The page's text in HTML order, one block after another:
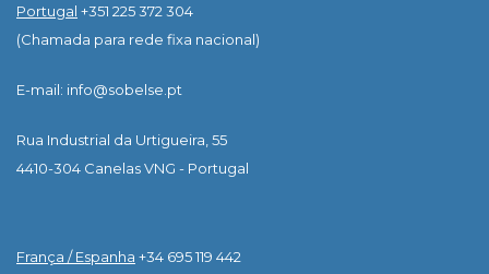
Portugal +351 225 372 304
(Chamada para rede fixa nacional)
E-mail: info@sobelse.pt
Rua Industrial da Urtigueira, 55
4410-304 Canelas VNG - Portugal
França / Espanha +34 695 119 442